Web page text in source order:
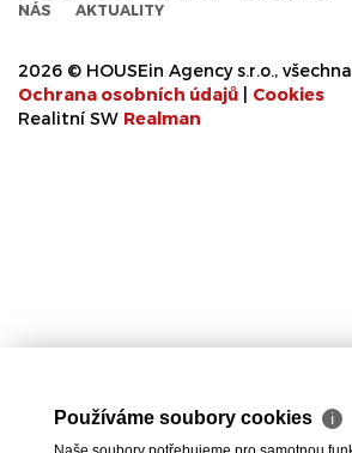
NÁS
AKTUALITY
2026 © HOUSEin Agency s.r.o.,
Ochrana osobních údajů
Cookies
Realitní SW Realman
Používáme soubory cookies ℹ